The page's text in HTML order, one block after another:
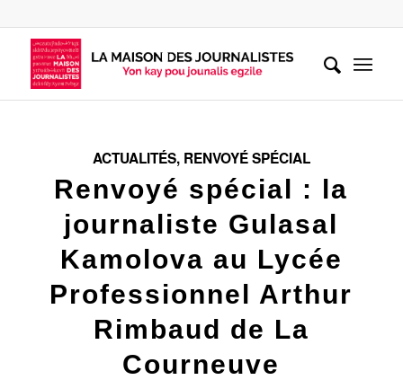
ACTUALITÉS, RENVOYÉ SPÉCIAL
Renvoyé spécial : la
journaliste Gulasal
Kamolova au Lycée
Professionnel Arthur
Rimbaud de La
Courneuve